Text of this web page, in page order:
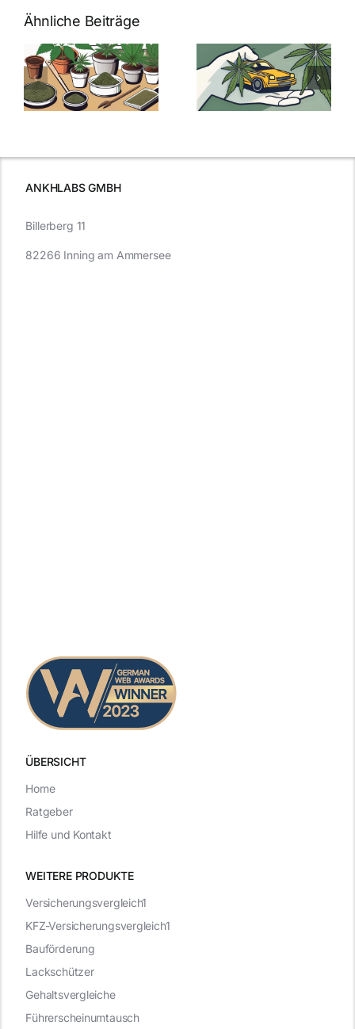
Ähnliche Beiträge
Neue THC-
Grenzwert-
Regelung:
Was Sie über
Cannabis und
müssen
Cannabis
Samen
kaufen: Alles
was Sie
ANKHLABS GMBH
ÜBERSICHT
WEITERE PRODUKTE
Billerberg 11
82266 Inning am Ammersee
Versicherungsvergleich1
KFZ-Versicherungsvergleich1
Bauförderung
Lackschützer
Gehaltsvergleiche
Führerscheinumtausch
Home
Ratgeber
Hilfe und Kontakt